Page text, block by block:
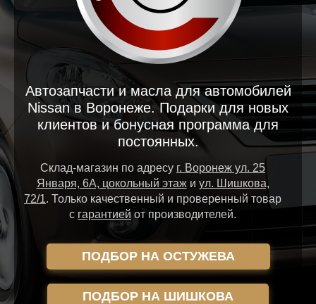
Автозапчасти и масла для автомобилей
Nissan в Воронеже. Подарки для новых
клиентов и бонусная программа для
постоянных.
Склад-магазин по адресу г. Воронеж ул. 25
Января, 6А, цокольный этажи ул. Шишкова,
72/1. Только качественный и проверенный товар
с гарантиейот производителей.
ПОДБОР НА ОСТУЖЕВА
ПОДБОР НА ШИШКОВА